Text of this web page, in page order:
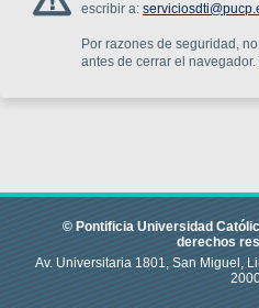
escribir a:
Por razones de seguridad,
antes de cerrar el navegador.
© Pontificia Universidad
derechos
Av. Universitaria 1801, San Miguel,